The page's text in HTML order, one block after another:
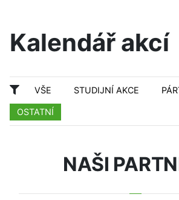
Kalendář akcí
VŠE STUDIJNÍ AKCE
OSTATNÍ
NAŠI